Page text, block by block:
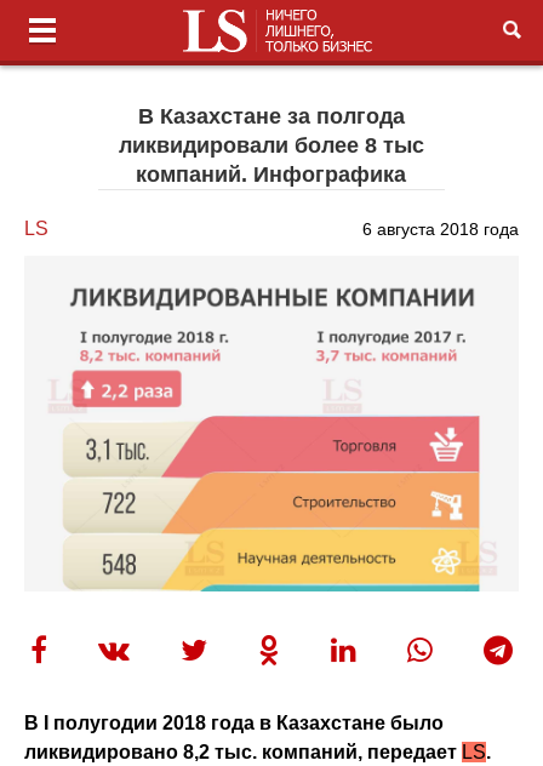
В Казахстане за полгода
ликвидировали более 8 тыс
компаний. Инфографика
LS 6 августа 2018 года
В I полугодии 2018 года в Казахстане было
ликвидировано 8,2 тыс. компаний, передает LS.